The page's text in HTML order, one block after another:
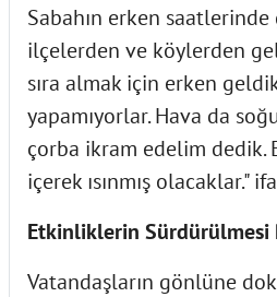
Sabahın erken
ilçelerden ve köylerden
sıra almak için erken
yapamıyorlar. Hava da
çorba ikram edelim dedik.
içerek ısınmış olacaklar."
Etkinliklerin Sürdürülmesi
Vatandaşların gönlüne